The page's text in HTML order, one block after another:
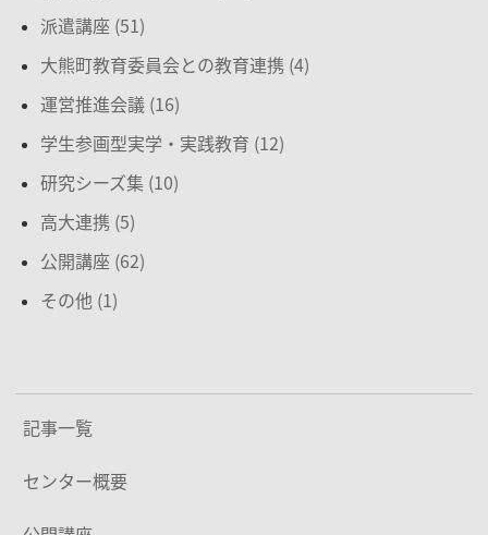
派遣講座 (51)
大熊町教育委員会との教育連携 (4)
運営推進会議 (16)
学生参画型実学・実践教育 (12)
研究シーズ集 (10)
高大連携 (5)
公開講座 (62)
その他 (1)
記事一覧
センター概要